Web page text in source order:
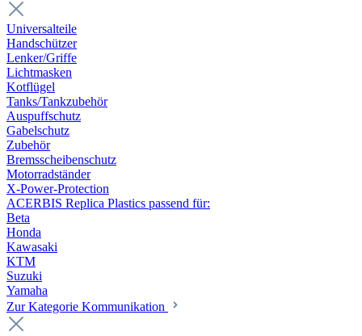
Universalteile
Handschützer
Lenker/Griffe
Lichtmasken
Kotflügel
Tanks/Tankzubehör
Auspuffschutz
Gabelschutz
Zubehör
Bremsscheibenschutz
Motorradständer
X-Power-Protection
ACERBIS Replica Plastics passend für:
Beta
Honda
Kawasaki
KTM
Suzuki
Yamaha
Zur Kategorie Kommunikation